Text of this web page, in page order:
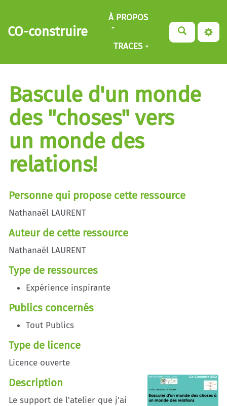
Aller au contenu principal
CO-construire
À PROPOS
TRACES
Bascule d'un monde
des "choses" vers
un monde des
relations!
Personne qui propose cette ressource
Nathanaël LAURENT
Auteur de cette ressource
Nathanaël LAURENT
Type de ressources
Expérience inspirante
Publics concernés
Tout Publics
Type de licence
Licence ouverte
Description
Le support de l'atelier que j'ai